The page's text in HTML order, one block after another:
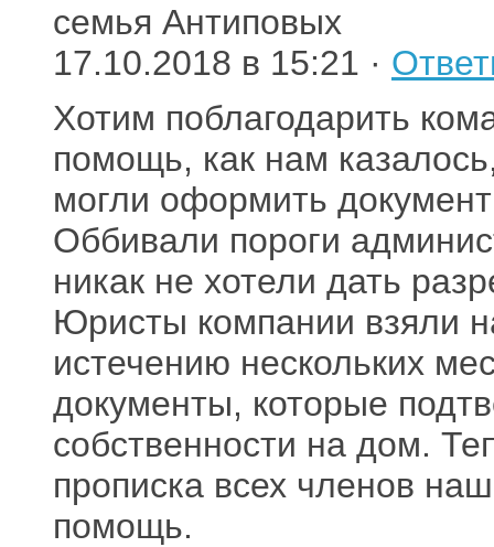
семья Антиповых
17.10.2018 в 15:21 ·
Хотим поблагодарить
помощь, как нам
могли оформить
Оббивали пороги
никак не хотели дать
Юристы компании взяли
истечению нескольких
документы, которые
собственности на дом.
прописка всех членов
помощь.